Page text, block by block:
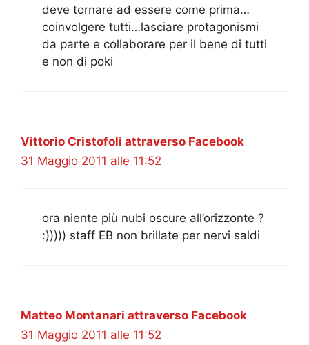
deve tornare ad essere come prima…
coinvolgere tutti…lasciare protagonismi
da parte e collaborare per il bene di tutti
e non di poki
Vittorio Cristofoli attraverso Facebook
31 Maggio 2011 alle 11:52
ora niente più nubi oscure all’orizzonte ?
:))))) staff EB non brillate per nervi saldi
Matteo Montanari attraverso Facebook
31 Maggio 2011 alle 11:52